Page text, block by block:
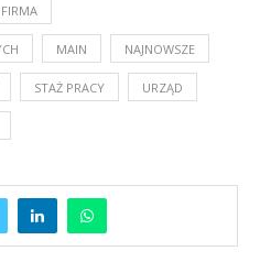
FIRMA
MAIN NAJNOWSZE
STAŻ PRACY URZĄD